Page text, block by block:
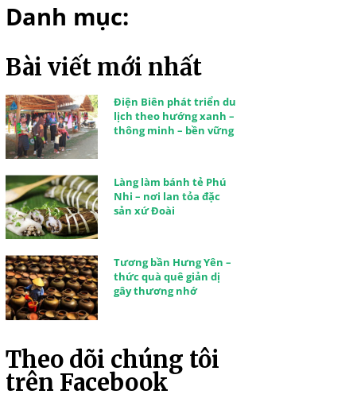
Danh mục:
Bài viết mới nhất
Điện Biên phát triển du
lịch theo hướng xanh –
thông minh – bền vững
Làng làm bánh tẻ Phú
Nhi – nơi lan tỏa đặc
sản xứ Đoài
Tương bần Hưng Yên –
thức quà quê giản dị
gây thương nhớ
Theo dõi chúng tôi
trên Facebook